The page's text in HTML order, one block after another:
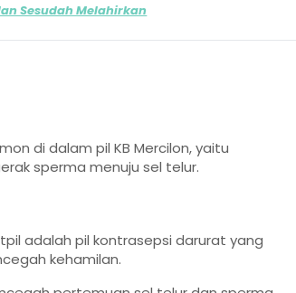
Sesudah Melahirkan
di dalam pil KB Mercilon, yaitu
sperma menuju sel telur.
adalah pil kontrasepsi darurat yang
kehamilan.